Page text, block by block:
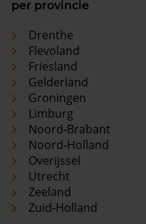
per provincie
Drenthe
Flevoland
Friesland
Gelderland
Groningen
Limburg
Noord-Brabant
Noord-Holland
Overijssel
Utrecht
Zeeland
Zuid-Holland